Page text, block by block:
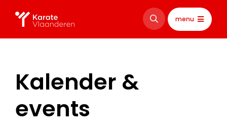
menu
Kalender &
events